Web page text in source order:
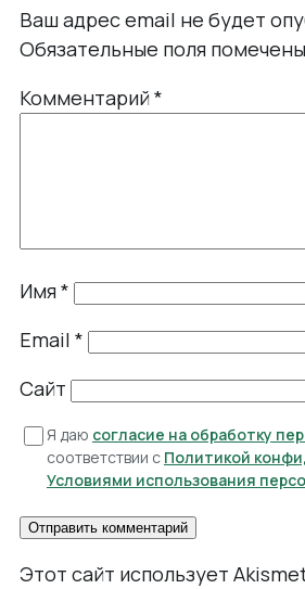
Ваш адрес email не будет
Обязательные поля помечены
Комментарий*
Имя*
Email *
Сайт
Я даю согласие на обработку
соответствии с Политикой
Условиями использования
Этот сайт использует